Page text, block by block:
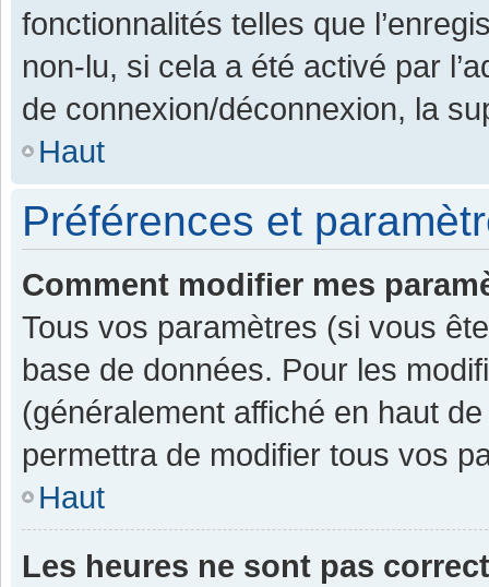
fonctionnalités telles que
non-lu, si cela a été activé par
de connexion/déconnexion, la
Haut
Préférences et
Comment modifier mes
Tous vos paramètres (si vous
base de données. Pour les
(généralement affiché en haut
permettra de modifier tous vos
Haut
Les heures ne sont pas